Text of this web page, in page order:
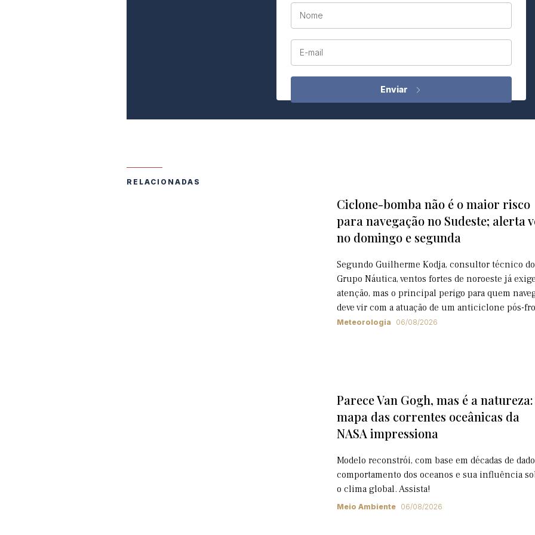
Nome
E-mail
RELACIONADAS
Ciclone-bomba não é o maior risco
para navegação no Sudeste; alerta
no domingo e segunda
Segundo Guilherme Kodja, consultor técnico do
Grupo Náutica, ventos fortes de noroeste já
atenção, mas o principal perigo para quem
deve vir com a atuação de um anticiclone pós-
Meteorologia 06/08/2026
Parece Van Gogh, mas é a natureza:
mapa das correntes oceânicas da
NASA impressiona
Modelo reconstrói, com base em décadas de
comportamento dos oceanos e sua influência
o clima global. Assista!
Meio Ambiente 06/08/2026